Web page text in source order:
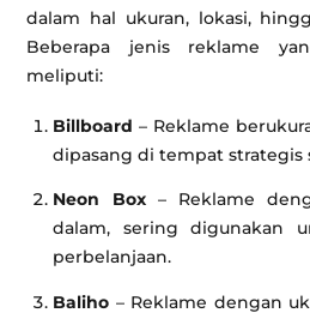
dalam hal ukuran, lokasi,
Beberapa jenis reklame
meliputi:
Billboard – Reklame
dipasang di tempat strategis
Neon Box– Reklame
dalam, sering digunakan
perbelanjaan.
Baliho – Reklame dengan